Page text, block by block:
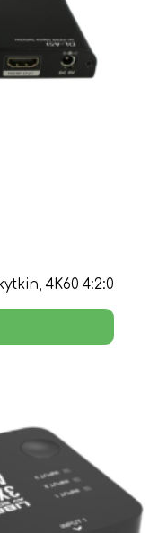
4K60 4:2:0